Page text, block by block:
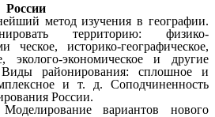
России
метод изучения в географии.
территорию: физико-
ческое, историко-географическое,
эколого-экономическое и другие
районирования: сплошное и
и т. д. Соподчиненность
России.
вариантов нового